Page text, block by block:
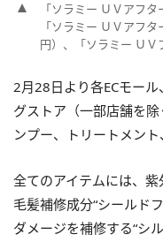
「ソラミー ＵＶアフ
「ソラミー ＵＶアフ
円）、「ソラミー ＵＶ
2月28日より各ECモー
グストア（一部店舗を
ンプー、トリートメント
全てのアイテムには、
毛髪補修成分“シールド
ダメージを補修する“シ